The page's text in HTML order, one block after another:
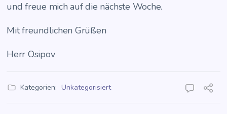
und freue mich auf die nächs­te Woche.
Mit freund­li­chen Grüßen
Herr Osipov
Kategorien: Unkategorisiert